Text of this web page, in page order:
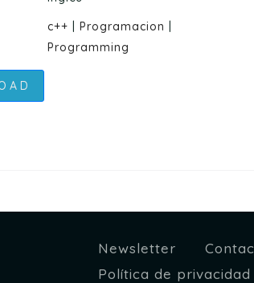
c++ Programacion
Programming
Newsletter
Política de privacidad